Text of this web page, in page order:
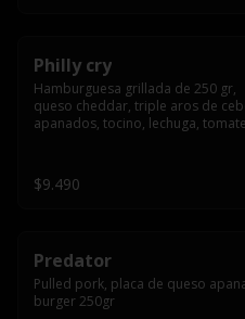
Philly cry
Hamburguesa grillada de 250 gr,
queso cheddar, triple aros de
apanados, tocino, lechuga,
$9.490
Predator
Pulled pork, placa de queso
burger 250gr